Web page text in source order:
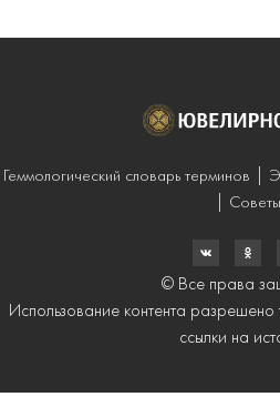
Геммологический словарь терминов
Советы
© Все права
Использование контента разрешено
ссылки на